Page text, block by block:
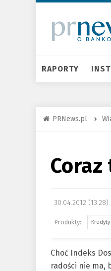
RAPORTY
PRNews.pl
30.04.2012 (13:28)
Kredyty
Choć Indeks
radości nie ma,